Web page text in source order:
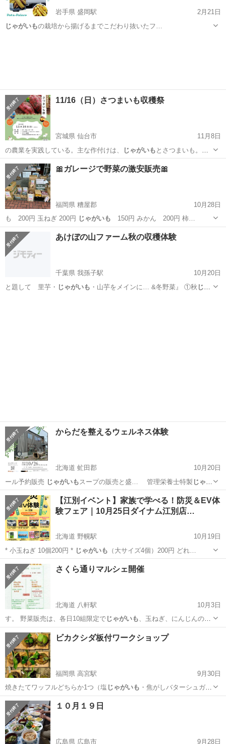
岩手県 盛岡駅
2月21日
じゃがいもの栽培から揚げるまでこだわり抜いたフ…
11/16（日）さつまいも収穫祭
宮城県 仙台市
11月8日
の農業を実践している。主な作付けは、
じゃがいも とさつまいも。少
数多品目で年間役80…
宮城 仙台市 地域/お祭り 農園
🎀ガレージで野菜の激安販売🎀
福岡県 糟屋郡
10月28日
も 200円 玉ねぎ 200円 じゃがいも 150円 みかん 200円 柿…
福岡 フリーマーケット
あけぼの山ファーム秋の収穫体験
千葉県 我孫子駅
10月20日
と題して 里芋・ じゃがいも ・山芋をメインに… &冬野菜』 ①秋 じゃ
からだを整えるウェルネス体験
北海道 虻田郡
10月20日
ール予約販売 じゃがいも スープの販売と盛… 管理栄養士特製 じゃが
いもスープ 1杯 …
北海道 虻田郡 ワークショップ 水素
【江別イベント】家族で学べる！防災＆EV体
験フェア｜10月25日ダイナム江別店…
北海道 野幌駅
10月19日
* 小玉ねぎ 10個200円 * じゃがいも （大サイズ4個）200円 どれ…
北海道 江別市 野幌駅 地域/お祭り
さくら通りマルシェ開催
北海道 八軒駅
10月3日
す。 野菜販売は、各日10組限定でじゃがいも、玉ねぎ、にんじんの詰
め放題。 小学…
北海道 札幌市 八軒駅 地域/お祭り マルシェ
ビカクシダ板付ワークショップ
福岡県 高宮駅
9月30日
焼きたてワッフルどちらか1つ（塩 じゃがいも ・焦がしバターシュガ
ー）と選べるドリ…
福岡 福岡市 高宮駅 ワークショップ
１０月１９日
広島県 広島市 9月28日